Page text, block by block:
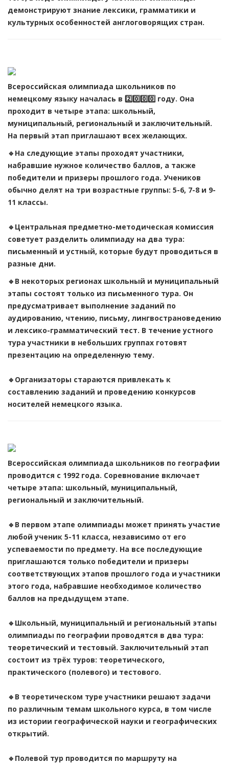
демонстрируют знание лексики, грамматики и
культурных особенностей англоговорящих стран.
Всероссийская олимпиада школьников по
немецкому языку началась в 2️⃣0️⃣0️⃣0️⃣ году. Она
проходит в четыре этапа: школьный,
муниципальный, региональный и заключительный.
На первый этап приглашают всех желающих.
🔹На следующие этапы проходят участники,
набравшие нужное количество баллов, а также
победители и призеры прошлого года. Учеников
обычно делят на три возрастные группы: 5-6, 7-8 и 9-
11 классы.
🔹Центральная предметно-методическая комиссия
советует разделить олимпиаду на два тура:
письменный и устный, которые будут проводиться в
разные дни.
🔹В некоторых регионах школьный и муниципальный
этапы состоят только из письменного тура. Он
предусматривает выполнение заданий по
аудированию, чтению, письму, лингвострановедению
и лексико-грамматический тест. В течение устного
тура участники в небольших группах готовят
презентацию на определенную тему.
🔹Организаторы стараются привлекать к
составлению заданий и проведению конкурсов
носителей немецкого языка.
Всероссийская олимпиада школьников по географии
проводится с 1992 года. Соревнование включает
четыре этапа: школьный, муниципальный,
региональный и заключительный.
🔹В первом этапе олимпиады может принять участие
любой ученик 5-11 класса, независимо от его
успеваемости по предмету. На все последующие
приглашаются только победители и призеры
соответствующих этапов прошлого года и участники
этого года, набравшие необходимое количество
баллов на предыдущем этапе.
🔹Школьный, муниципальный и региональный этапы
олимпиады по географии проводятся в два тура:
теоретический и тестовый. Заключительный этап
состоит из трёх туров: теоретического,
практического (полевого) и тестового.
🔹В теоретическом туре участники решают задачи
по различным темам школьного курса, в том числе
из истории географической науки и географических
открытий.
🔹Полевой тур проводится по маршруту на